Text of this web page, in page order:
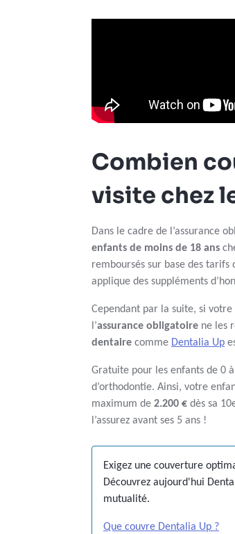
Combien
visite chez
Dans le cadre de l’assurance
enfants de moins de 18 ans
remboursés sur base des tarifs
applique des suppléments
Cependant par la suite, si
l’assurance obligatoire ne les
dentaire comme Dentalia Up
Gratuite pour les enfants de 0
d’orthodontie. Ainsi, votre
maximum de 2.200 € dès sa
l’assurez avant ses 5 ans !
Exigez une couverture
Découvrez aujourd'hui
mutualité.
Que couvre Dentalia Up ?